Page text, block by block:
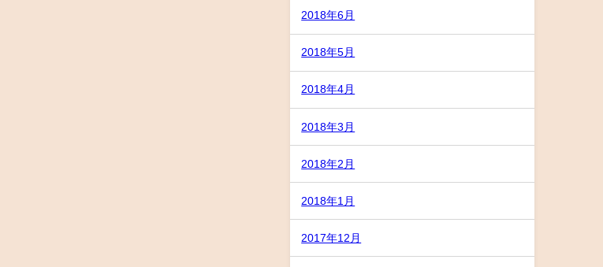
2018年6月
2018年5月
2018年4月
2018年3月
2018年2月
2018年1月
2017年12月